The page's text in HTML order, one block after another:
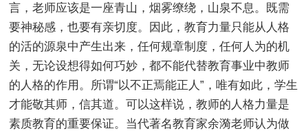
言，老师应该是一座青山，烟雾缭绕，山泉不息。既需
要神秘感，也要有亲切度。因此，教育力量只能从人格
的活的源泉中产生出来，任何规章制度，任何人为的机
关，无论设想得如何巧妙，都不能代替教育事业中教师
的人格的作用。所谓“以不正焉能正人”，唯有如此，学生
才能敬其师，信其道。可以这样说，教师的人格力量是
素质教育的重要保证。当代著名教育家余漪老师认为做